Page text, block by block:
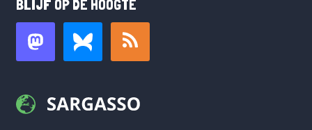
BLIJF OP DE HOOGTE